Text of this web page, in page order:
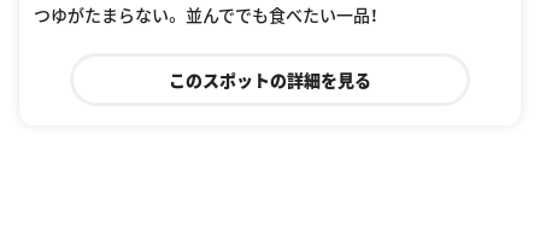
つゆがたまらない。 並んででも食べたい一品！
このスポットの詳細を見る